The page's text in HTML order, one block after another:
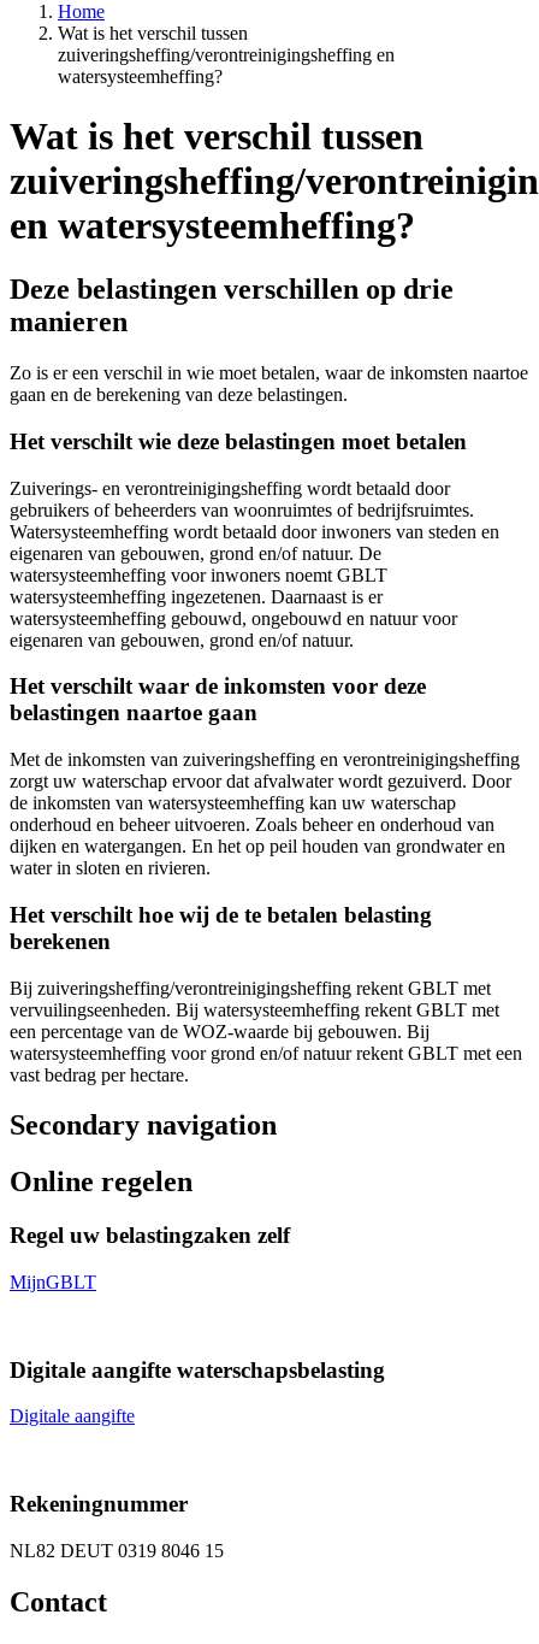
Home
Wat is het verschil tussen
zuiveringsheffing/verontreinigingsheffing en
watersysteemheffing?
Wat is het verschil tussen
zuiveringsheffing/
en watersysteemheffing?
Deze belastingen verschillen op drie
manieren
Zo is er een verschil in wie moet betalen, waar de inkomsten naartoe
gaan en de berekening van deze belastingen.
Het verschilt wie deze belastingen moet betalen
Zuiverings- en verontreinigingsheffing wordt betaald door
gebruikers of beheerders van woonruimtes of bedrijfsruimtes.
Watersysteemheffing wordt betaald door inwoners van steden en
eigenaren van gebouwen, grond en/of natuur. De
watersysteemheffing voor inwoners noemt GBLT
watersysteemheffing ingezetenen. Daarnaast is er
watersysteemheffing gebouwd, ongebouwd en natuur voor
eigenaren van gebouwen, grond en/of natuur.
Het verschilt waar de inkomsten voor deze
belastingen naartoe gaan
Met de inkomsten van zuiveringsheffing en verontreinigingsheffing
zorgt uw waterschap ervoor dat afvalwater wordt gezuiverd. Door
de inkomsten van watersysteemheffing kan uw waterschap
onderhoud en beheer uitvoeren. Zoals beheer en onderhoud van
dijken en watergangen. En het op peil houden van grondwater en
water in sloten en rivieren.
Het verschilt hoe wij de te betalen belasting
berekenen
Bij zuiveringsheffing/verontreinigingsheffing rekent GBLT met
vervuilingseenheden. Bij watersysteemheffing rekent GBLT met
een percentage van de WOZ-waarde bij gebouwen. Bij
watersysteemheffing voor grond en/of natuur rekent GBLT met een
vast bedrag per hectare.
Secondary navigation
Online regelen
Regel uw belastingzaken zelf
MijnGBLT
Digitale aangifte waterschapsbelasting
Digitale aangifte
Rekeningnummer
NL82 DEUT 0319 8046 15
Contact